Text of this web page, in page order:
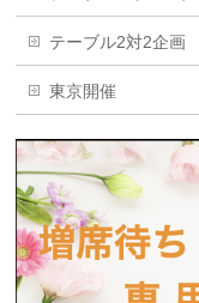
テーブル2対2企画
東京開催